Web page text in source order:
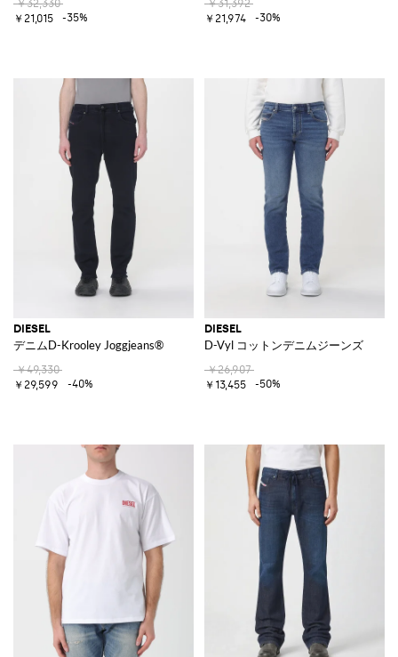
￥32,330
￥21,015
-35%
￥31,392
￥21,974
-30%
DIESEL
デニムD-Krooley Joggjeans®
￥49,330
￥29,599
-40%
DIESEL
D-Vyl コットンデニムジーンズ
￥26,907
￥13,455
-50%